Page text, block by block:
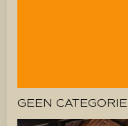
GEEN CATEGORIE